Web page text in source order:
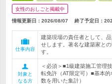
女性のおしごと掲載中
情報更新日：2026/08/07 終了予定日：
仕事内容
建築現場の責任者として、
せします。著名な建築家と
す。
対象と
なる方
＜必須＞■1級建築施工管理
転免許（AT限定可）■基本
数を用いた集計）